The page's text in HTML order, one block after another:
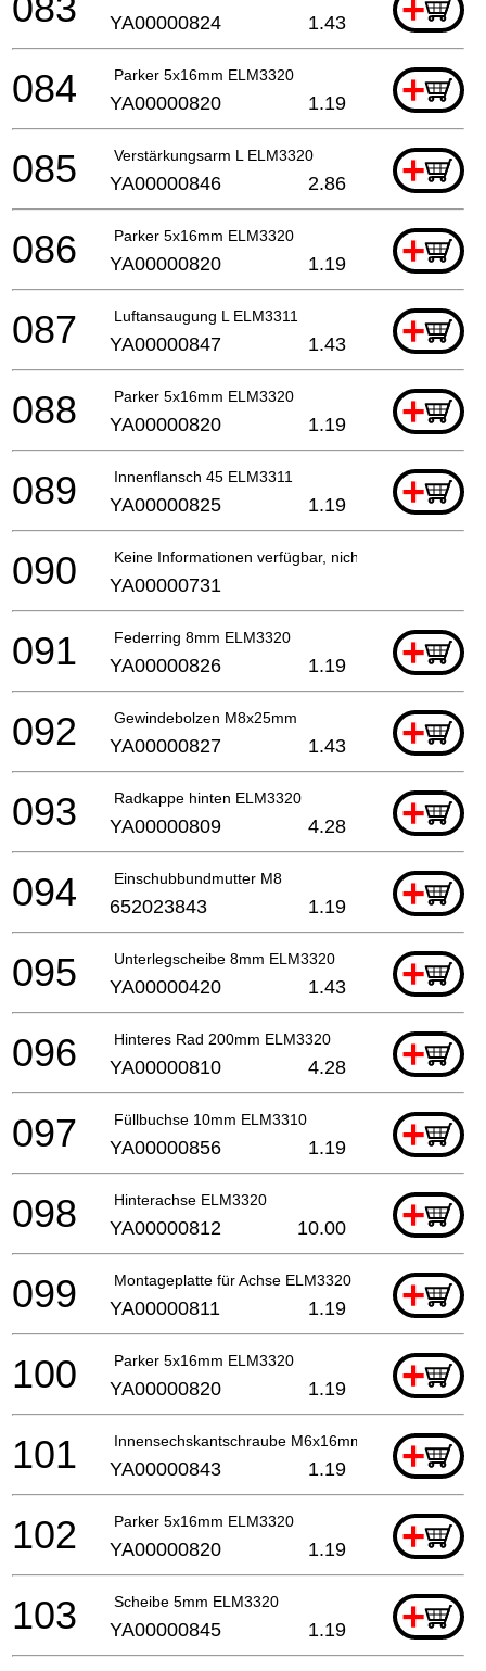
+
YA00000824 1.43
Parker 5x16mm ELM3320 +
084 YA00000820 1.19
Verstärkungsarm L ELM3320 +
085 YA00000846 2.86
Parker 5x16mm ELM3320 +
086 YA00000820 1.19
Luftansaugung L ELM3311 +
087 YA00000847 1.43
Parker 5x16mm ELM3320 +
088 YA00000820 1.19
Innenflansch 45 ELM3311 +
089 YA00000825 1.19
Keine Informationen verfügbar, nicht bestellbar
090 YA00000731
Federring 8mm ELM3320 +
091 YA00000826 1.19
Gewindebolzen M8x25mm +
092 YA00000827 1.43
Radkappe hinten ELM3320 +
093 YA00000809 4.28
Einschubbundmutter M8 +
094 652023843 1.19
Unterlegscheibe 8mm ELM3320 +
095 YA00000420 1.43
Hinteres Rad 200mm ELM3320 +
096 YA00000810 4.28
Füllbuchse 10mm ELM3310 +
097 YA00000856 1.19
Hinterachse ELM3320 +
098 YA00000812 10.00
Montageplatte für Achse ELM3320 +
099 YA00000811 1.19
Parker 5x16mm ELM3320 +
100 YA00000820 1.19
Innensechskantschraube M6x16mm +
101 YA00000843 1.19
Parker 5x16mm ELM3320 +
102 YA00000820 1.19
Scheibe 5mm ELM3320 +
103 YA00000845 1.19